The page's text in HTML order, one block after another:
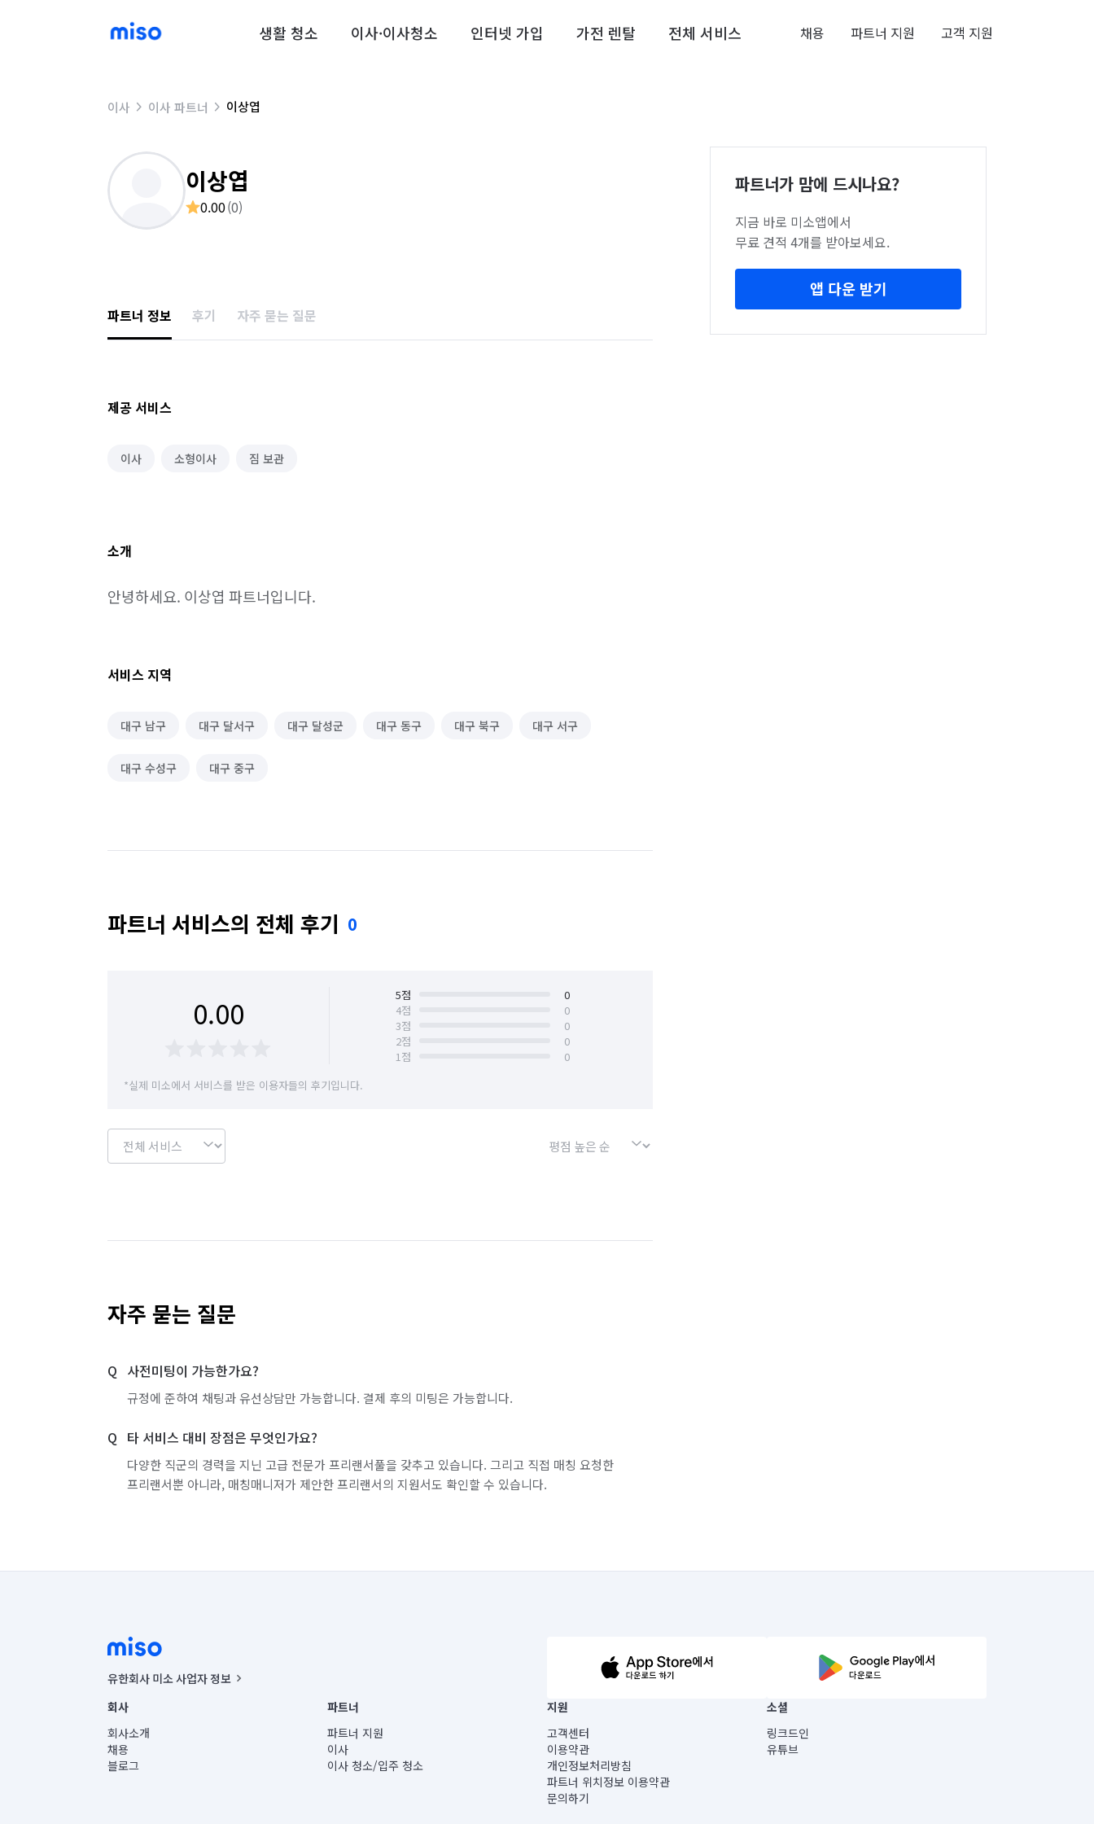
생활 청소 이사·이사청소 인터넷 가입 가전 렌탈 전체 서비스 채용 파트너 지원 고객 지원
이사 이사 파트너 이상엽
이상엽
0.00(0)
파트너 정보 후기 자주 묻는 질문
제공 서비스
이사 소형이사 짐 보관
소개
안녕하세요. 이상엽 파트너입니다.
서비스 지역
대구 남구 대구 달서구 대구 달성군 대구 동구 대구 북구 대구 서구
대구 수성구 대구 중구
파트너 서비스의 전체 후기 0
0.00 5점
0
4점
0
3점
0
2점
0
1점
0
*실제 미소에서 서비스를 받은 이용자들의 후기입니다.
자주 묻는 질문
사전미팅이 가능한가요?
규정에 준하여 채팅과 유선상담만 가능합니다. 결제 후의 미팅은 가능합니다.
타 서비스 대비 장점은 무엇인가요?
다양한 직군의 경력을 지닌 고급 전문가 프리랜서풀을 갖추고 있습니다. 그리고 직접 매칭 요청한
프리랜서뿐 아니라, 매칭매니저가 제안한 프리랜서의 지원서도 확인할 수 있습니다.
파트너가 맘에 드시나요?
지금 바로 미소앱에서
무료 견적 4개를 받아보세요.
앱 다운 받기
유한회사 미소 사업자 정보
사업자등록번호 : 291-87-00271 | 인허가번호 : 2016-3220163-14-5-00019 |
통신판매신고번호 : 2024-서울종로-1400(공정거래위원회 정보) |
대표이사 : CHING VICTOR COLUMBIA RHEE
주소 | 본사: 서울특별시 종로구 율곡로 6(중학동, 트윈트리빌딩) B동 5층
컨택센터 : 서울특별시 종로구 수송동 율곡로 24, 7층, 8층 미소
회사
회사소개
채용
블로그
파트너
파트너 지원
이사
이사 청소/입주 청소
지원
고객센터
이용약관
개인정보처리방침
파트너 위치정보 이용약관
문의하기
소셜
링크드인
유튜브